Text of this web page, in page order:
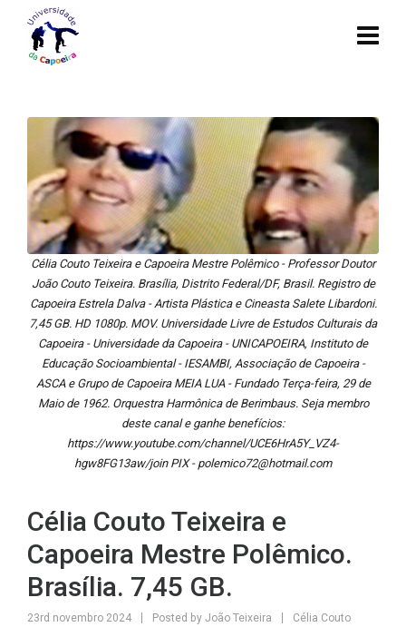
Célia Couto Teixeira e Capoeira Mestre Polêmico - Professor Doutor
João Couto Teixeira. Brasília, Distrito Federal/DF, Brasil. Registro de
Capoeira Estrela Dalva - Artista Plástica e Cineasta Salete Libardoni.
7,45 GB. HD 1080p. MOV. Universidade Livre de Estudos Culturais da
Capoeira - Universidade da Capoeira - UNICAPOEIRA, Instituto de
Educação Socioambiental - IESAMBI, Associação de Capoeira -
ASCA e Grupo de Capoeira MEIA LUA - Fundado Terça-feira, 29 de
Maio de 1962. Orquestra Harmônica de Berimbaus. Seja membro
deste canal e ganhe benefícios:
https://www.youtube.com/channel/UCE6HrA5Y_VZ4-
hgw8FG13aw/join PIX - polemico72@hotmail.com
Célia Couto Teixeira e
Capoeira Mestre Polêmico.
Brasília. 7,45 GB.
23rd novembro 2024 Posted by João Teixeira
Célia Couto